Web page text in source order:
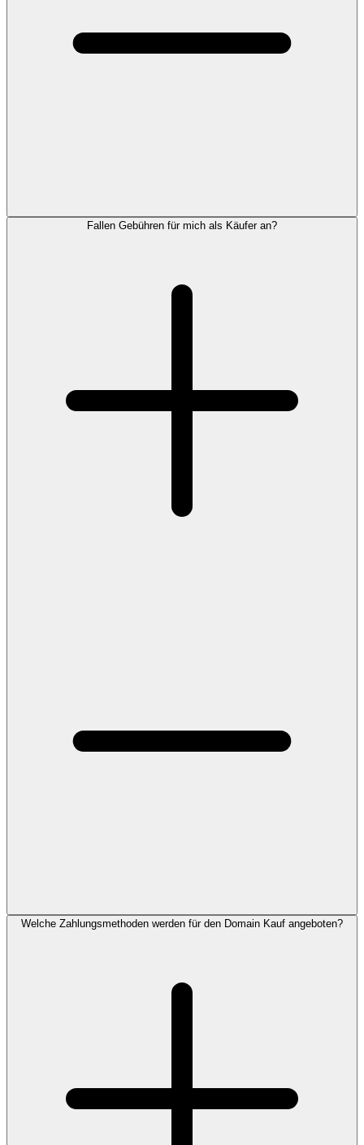
Fallen Gebühren für mich als Käufer an?
Welche Zahlungsmethoden werden für den Domain Kauf angeboten?